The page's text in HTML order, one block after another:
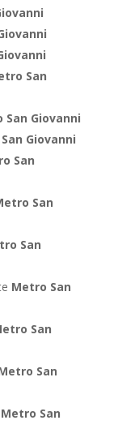
San
San Giovanni
Giovanni
San
San
San
Metro San
San
San
Metro San